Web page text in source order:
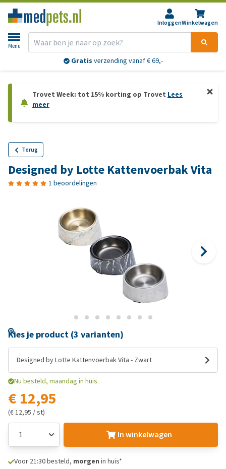
InloggenWinkelwagen
Menu
Gratis verzending vanaf € 69,-
Trovet Week: tot 15% korting op Trovet Lees
meer
Terug
Designed by Lotte Kattenvoerbak Vita
1 beoordelingen
Kies je product (3 varianten)
Designed by Lotte Kattenvoerbak Vita - Zwart
Nu besteld, maandag in huis
€ 12,95
(€ 12,95 / st)
In winkelwagen
Voor 21:30 besteld, morgen in huis*